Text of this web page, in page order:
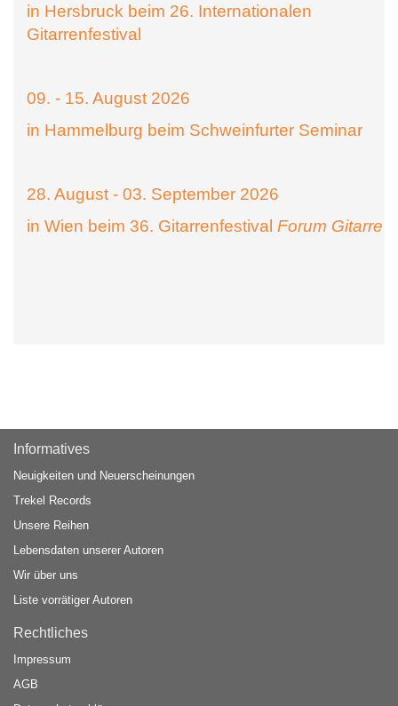
in Hersbruck beim 26. Internationalen
Gitarrenfestival
09. - 15. August 2026
in Hammelburg beim Schweinfurter Seminar
28. August - 03. September 2026
in Wien beim 36. Gitarrenfestival Forum Gitarre
Informatives
Neuigkeiten und Neuerscheinungen
Trekel Records
Unsere Reihen
Lebensdaten unserer Autoren
Wir über uns
Liste vorrätiger Autoren
Rechtliches
Impressum
AGB